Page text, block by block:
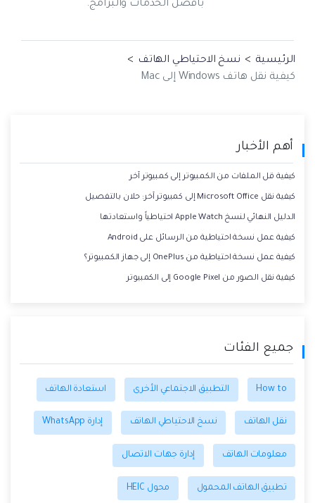
بأفضل الخدمات والبرامج.
الرئيسية > نسخ الاحتياطي الهاتف >
كيفية نقل هاتف Windows إلى Mac
أهم الأخبار
كيفية قل الملفات من الكمبيوتر إلى كمبيوتر آخر
كيفية نقل Microsoft Office إلى كمبيوتر آخر: حلان بالتفصيل
الدليل النهائي لنسخ Apple Watch احتياطياً واستعادتها
كيفية عمل نسخة احتياطية من الرسائل على Android
كيفية عمل نسخة احتياطية من OnePlus إلى جهاز الكمبيوتر؟
كيفية نقل الصور من Google Pixel إلى الكمبيوتر
جميع الفئات
How to التطبيق الاجتماعي الأخرى استعادة الهاتف
نقل الهاتف نسخ الاحتياطي الهاتف إدارة WhatsApp
معلومات الهاتف إدارة جهات الاتصال
تطبيق الهاتف المحمول محول HEIC